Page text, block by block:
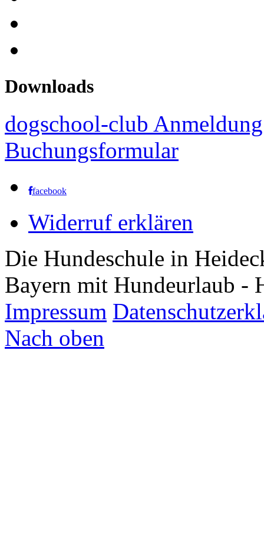
Downloads
dogschool-club Anmeldung
Buchungsformular
facebook
Widerruf erklären
Die Hundeschule in
Bayern mit Hundeurlaub -
Impressum
Nach oben